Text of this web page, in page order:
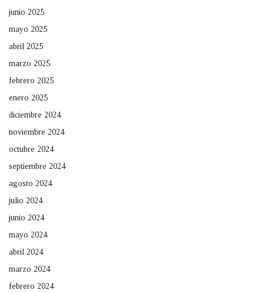
junio 2025
mayo 2025
abril 2025
marzo 2025
febrero 2025
enero 2025
diciembre 2024
noviembre 2024
octubre 2024
septiembre 2024
agosto 2024
julio 2024
junio 2024
mayo 2024
abril 2024
marzo 2024
febrero 2024